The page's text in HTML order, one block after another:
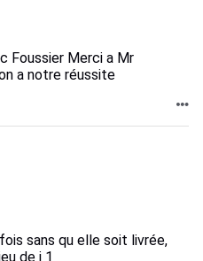
Foussier Merci a Mr
a notre réussite
sans qu elle soit livrée,
de j 1